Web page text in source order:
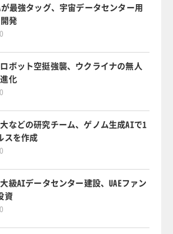
が最強タッグ、宇宙データセンター用
発
ボット空挺強襲、ウクライナの無人
化
などの研究チーム、ゲノム生成AIで1
スを作成
級AIデータセンター建設、UAEファン
資